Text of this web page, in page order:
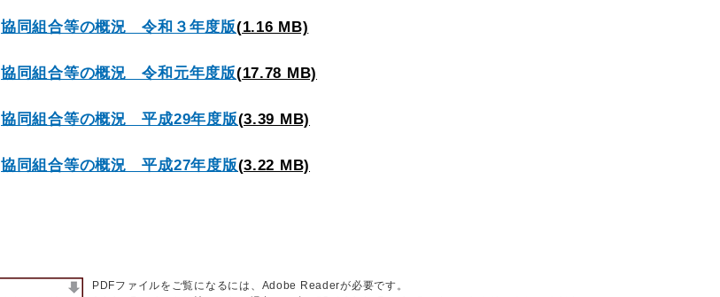
協同組合等の概況 令和３年度版(1.16 MB)
協同組合等の概況 令和元年度版(17.78 MB)
協同組合等の概況 平成29年度版(3.39 MB)
協同組合等の概況 平成27年度版(3.22 MB)
PDFファイルをご覧になるには、Adobe Readerが必要です。